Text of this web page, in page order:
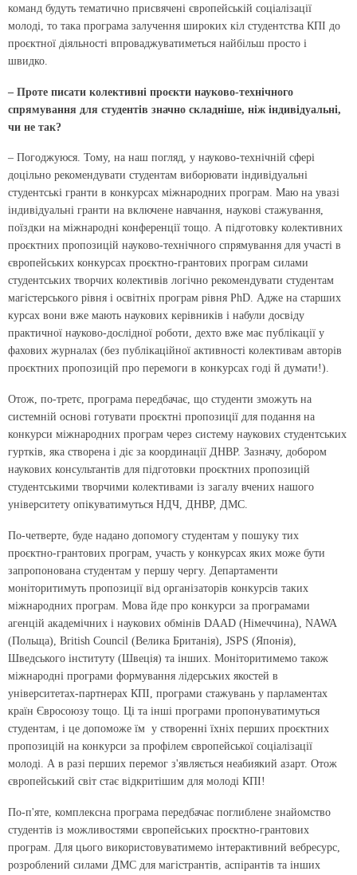
команд будуть тематично присвячені європейській соціалізації
молоді, то така програма залучення широких кіл студентства КПІ до
проєктної діяльності впроваджуватиметься найбільш просто і
швидко.
– Проте писати колективні проєкти науково-технічного
спрямування для студентів значно складніше, ніж індивідуальні,
чи не так?
– Погоджуюся. Тому, на наш погляд, у науково-технічній сфері
доцільно рекомендувати студентам виборювати індивідуальні
студентські гранти в конкурсах міжнародних програм. Маю на увазі
індивідуальні гранти на включене навчання, наукові стажування,
поїздки на міжнародні конференції тощо. А підготовку колективних
проєктних пропозицій науково-технічного спрямування для участі в
європейських конкурсах проєктно-грантових програм силами
студентських творчих колективів логічно рекомендувати студентам
магістерського рівня і освітніх програм рівня PhD. Адже на старших
курсах вони вже мають наукових керівників і набули досвіду
практичної науково-дослідної роботи, дехто вже має публікації у
фахових журналах (без публікаційної активності колективам авторів
проєктних пропозицій про перемоги в конкурсах годі й думати!).
Отож, по-третє, програма передбачає, що студенти зможуть на
системній основі готувати проєктні пропозиції для подання на
конкурси міжнародних програм через систему наукових студентських
гуртків, яка створена і діє за координації ДНВР. Зазначу, добором
наукових консультантів для підготовки проєктних пропозицій
студентськими творчими колективами із загалу вчених нашого
університету опікуватимуться НДЧ, ДНВР, ДМС.
По-четверте, буде надано допомогу студентам у пошуку тих
проєктно-грантових програм, участь у конкурсах яких може бути
запропонована студентам у першу чергу. Департаменти
моніторитимуть пропозиції від організаторів конкурсів таких
міжнародних програм. Мова йде про конкурси за програмами
агенцій академічних і наукових обмінів DAAD (Німеччина), NAWA
(Польща), British Council (Велика Британія), JSPS (Японія),
Шведського інституту (Швеція) та інших. Моніторитимемо також
міжнародні програми формування лідерських якостей в
університетах-партнерах КПІ, програми стажувань у парламентах
країн Євросоюзу тощо. Ці та інші програми пропонуватимуться
студентам, і це допоможе їм у створенні їхніх перших проєктних
пропозицій на конкурси за профілем європейської соціалізації
молоді. А в разі перших перемог з'являється неабиякий азарт. Отож
європейський світ стає відкритішим для молоді КПІ!
По-п'яте , комплексна програма передбачає поглиблене знайомство
студентів із можливостями європейських проєктно-грантових
програм. Для цього використовуватимемо інтерактивний вебресурс,
розроблений силами ДМС для магістрантів, аспірантів та інших